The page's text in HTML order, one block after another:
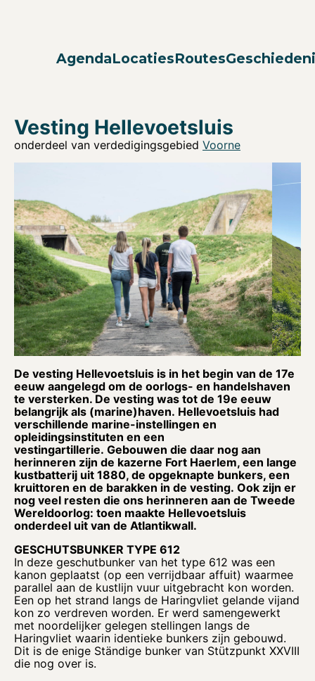
AgendaLocatiesRoutes
Vesting Hellevoetsluis
onderdeel van verdedigingsgebied Voorne
De vesting Hellevoetsluis is in het begin van de 17e
eeuw aangelegd om de oorlogs- en handelshaven
te versterken. De vesting was tot de 19e eeuw
belangrijk als (marine)haven. Hellevoetsluis had
verschillende marine-instellingen en
opleidingsinstituten en een
vestingartillerie. Gebouwen die daar nog aan
herinneren zijn de kazerne Fort Haerlem, een lange
kustbatterij uit 1880, de opgeknapte bunkers, een
kruittoren en de barakken in de vesting. Ook zijn er
nog veel resten die ons herinneren aan de Tweede
Wereldoorlog: toen maakte Hellevoetsluis
onderdeel uit van de Atlantikwall.
GESCHUTSBUNKER TYPE 612
In deze geschutbunker van het type 612 was een
kanon geplaatst (op een verrijdbaar affuit) waarmee
parallel aan de kustlijn vuur uitgebracht kon worden.
Een op het strand langs de Haringvliet gelande vijand
kon zo verdreven worden. Er werd samengewerkt
met noordelijker gelegen stellingen langs de
Haringvliet waarin identieke bunkers zijn gebouwd.
Dit is de enige Ständige bunker van Stützpunkt XXVIII
die nog over is.